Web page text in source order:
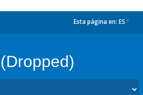
Esta página en: ES